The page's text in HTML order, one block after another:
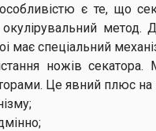
є те, що
метод.
має спеціальний
ножів
Це явний плюс на